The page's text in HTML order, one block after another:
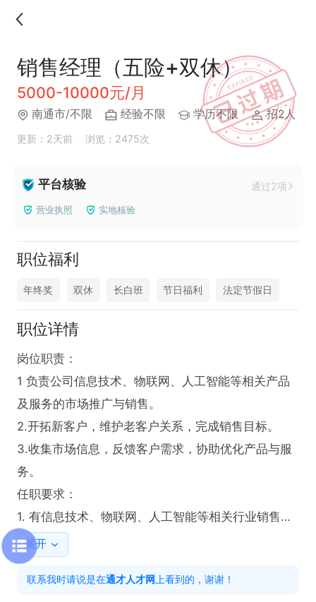
销售经理（五险+双休）
5000-10000元/月
南通市/不限 经验不限 学历不限 招2人
更新：2天前 浏览：2475次
平台核验 通过2项
营业执照 实地核验
职位福利
年终奖 双休 长白班 节日福利 法定节假日
职位详情
岗位职责：
1 负责公司信息技术、物联网、人工智能等相关产品
及服务的市场推广与销售。
2.开拓新客户，维护老客户关系，完成销售目标。
3.收集市场信息，反馈客户需求，协助优化产品与服
务。
任职要求：
1. 有信息技术、物联网、人工智能等相关行业销售经
验优先。
2、 具备良好的沟通能力和客户服务意识，能适应出
差。
展开
联系我时请说是在通才人才网 上看到的，谢谢！